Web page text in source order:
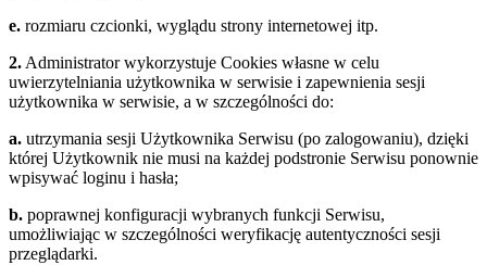
e. rozmiaru czcionki, wyglądu strony internetowej itp.
2.Administrator wykorzystuje Cookies własne w celu
uwierzytelniania użytkownika w serwisie i zapewnienia sesji
użytkownika w serwisie, a w szczególności do:
a. utrzymania sesji Użytkownika Serwisu (po zalogowaniu), dzięki
której Użytkownik nie musi na każdej podstronie Serwisu ponownie
wpisywać loginu i hasła;
b. poprawnej konfiguracji wybranych funkcji Serwisu,
umożliwiając w szczególności weryfikację autentyczności sesji
przeglądarki.